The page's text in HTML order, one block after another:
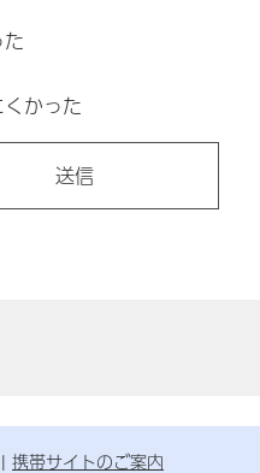
かった
携帯サイトのご案内